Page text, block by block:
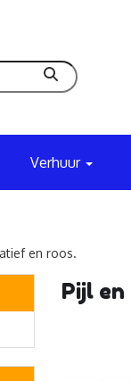
zoeken
Verhuur
en roos.
Pijl